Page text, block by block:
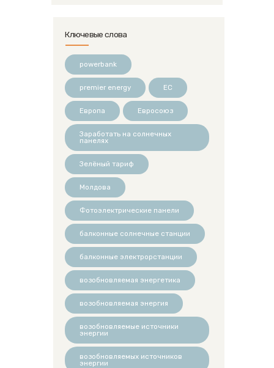
Ключевые слова
powerbank
premier energy ЕС
Европа Евросоюз
Заработать на солнечных
панелях
Зелёный тариф
Молдова
Фотоэлектрические панели
балконные солнечные станции
балконные электрорстанции
возобновляемая энергетика
возобновляемая энергия
возобновляемые источники
энергии
возобновляемых источников
энергии